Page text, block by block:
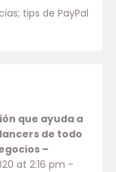
tips de PayPal
que ayuda a
de todo
–
at 2:16 pm -